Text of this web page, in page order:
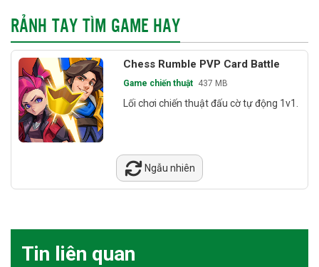
RẢNH TAY TÌM GAME HAY
Chess Rumble PVP Card Battle
Game chiến thuật 437 MB
Lối chơi chiến thuật đấu cờ tự động 1v1.
Ngẫu nhiên
Tin liên quan